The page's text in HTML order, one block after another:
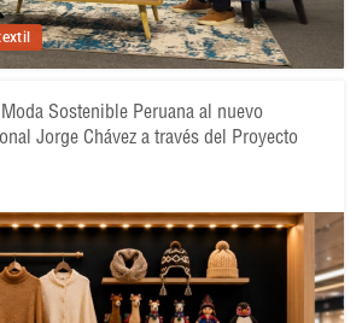
Sostenible Peruana al nuevo
Jorge Chávez a través del Proyecto